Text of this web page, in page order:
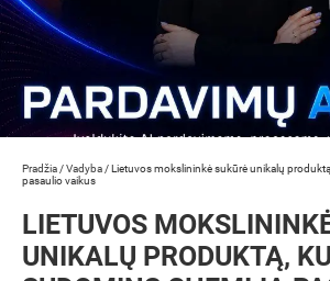
Pradžia /Vadyba /Lietuvos mokslininkė sukūrė unikalų
pasaulio vaikus
LIETUVOS
UNIKALŲ PRODUKTĄ,